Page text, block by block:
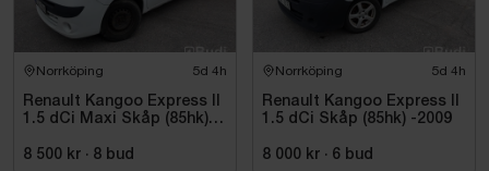
Norrköping 5d 4h
Renault Kangoo Express II
1.5 dCi Maxi Skåp (85hk)
8 500 kr · 8 bud
Norrköping 5d 4h
Renault Kangoo Express II
1.5 dCi Skåp (85hk) -2009
8 000 kr · 6 bud